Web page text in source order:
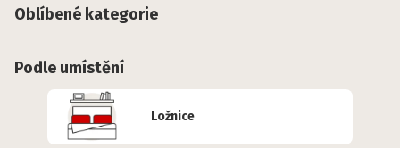
Oblíbené kategorie
Podle umístění
Ložnice